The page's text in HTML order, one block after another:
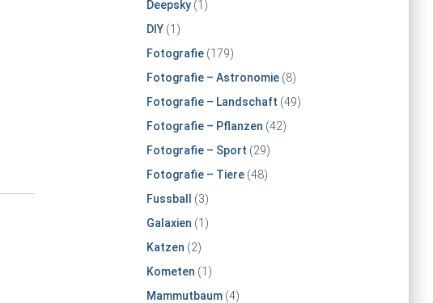
Deepsky(1)
DIY(1)
Fotografie(179)
Fotografie – Astronomie(8)
Fotografie – Landschaft (49)
Fotografie – Pflanzen (42)
Fotografie – Sport (29)
Fotografie – Tiere(48)
Fussball
(3)
Galaxien (1)
Katzen (2)
Kometen (1)
Mammutbaum(4)